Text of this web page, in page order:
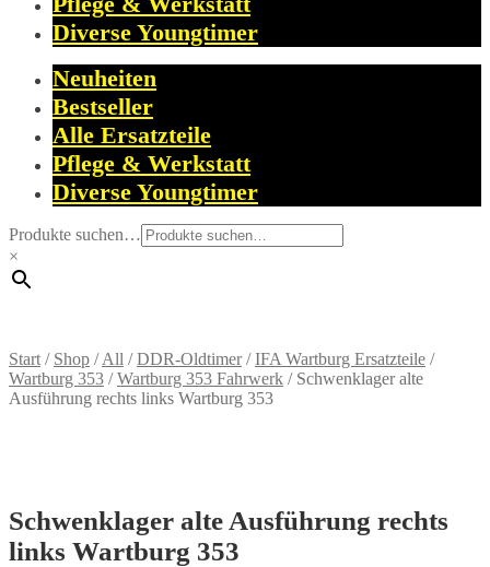
Diverse Youngtimer
Neuheiten
Bestseller
Alle Ersatzteile
Pflege & Werkstatt
Diverse Youngtimer
Produkte suchen…
×
Start / Shop /All /DDR-Oldtimer/IFA Wartburg Ersatzteile /
Wartburg 353 /Wartburg 353 Fahrwerk / Schwenklager alte
Ausführung rechts links Wartburg 353
Schwenklager alte Ausführung rechts
links Wartburg 353